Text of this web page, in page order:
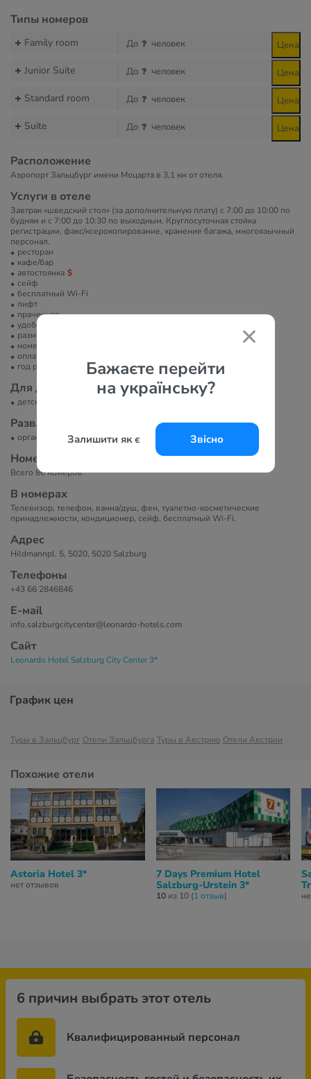
Бажаєте перейти
на українську?
Залишити як є Звісно
Типы номеров
Family room До человек Цена
Junior Suite До человек Цена
Standard room До человек Цена
Suite До человек Цена
Расположение
Аэропорт Зальцбург имени Моцарта в 3,1 км от отеля.
Услуги в отеле
Завтрак «шведский стол» (за дополнительную плату) с 7:00 до 10:00 по
будням и с 7:00 до 10:30 по выходным. Круглосуточная стойка
регистрации, факс/ксерокопирование, хранение багажа, многоязычный
персонал.
ресторан
кафе/бар
автостоянка
сейф
бесплатный Wi-Fi
лифт
прачечная
удобства для людей с инвалидностью
размещение с животными
номера для некурящих
оплата платежными картами
год реновации
Для детей
детская кроватка
Развлечение и спорт
организация экскурсий
Номера
Всего 86 номеров.
В номерах
Телевизор, телефон, ванна/душ, фен, туалетно-косметические
принадлежности, кондиционер, сейф, бесплатный Wi-Fi.
Адрес
Hildmannpl. 5, 5020, 5020 Salzburg
Телефоны
+43 66 2846846
Е-маil
info.salzburgcitycenter@leonardo-hotels.com
Сайт
Leonardo Hotel Salzburg City Center 3*
График цен
Туры в Зальцбург Отели Зальцбурга Туры в Австрию Отели Австрии
Похожие отели
Astoria Hotel 3*
нет отзывов
7 Days Premium Hotel
Salzburg-Urstein 3*
10из 10 (1 отзыв)
6 причин выбрать этот отель
Квалифицированный персонал